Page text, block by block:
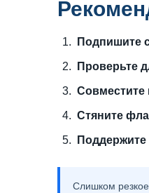
Подпишите
Проверьте
Совместите
Стяните
Поддержите
Слишком